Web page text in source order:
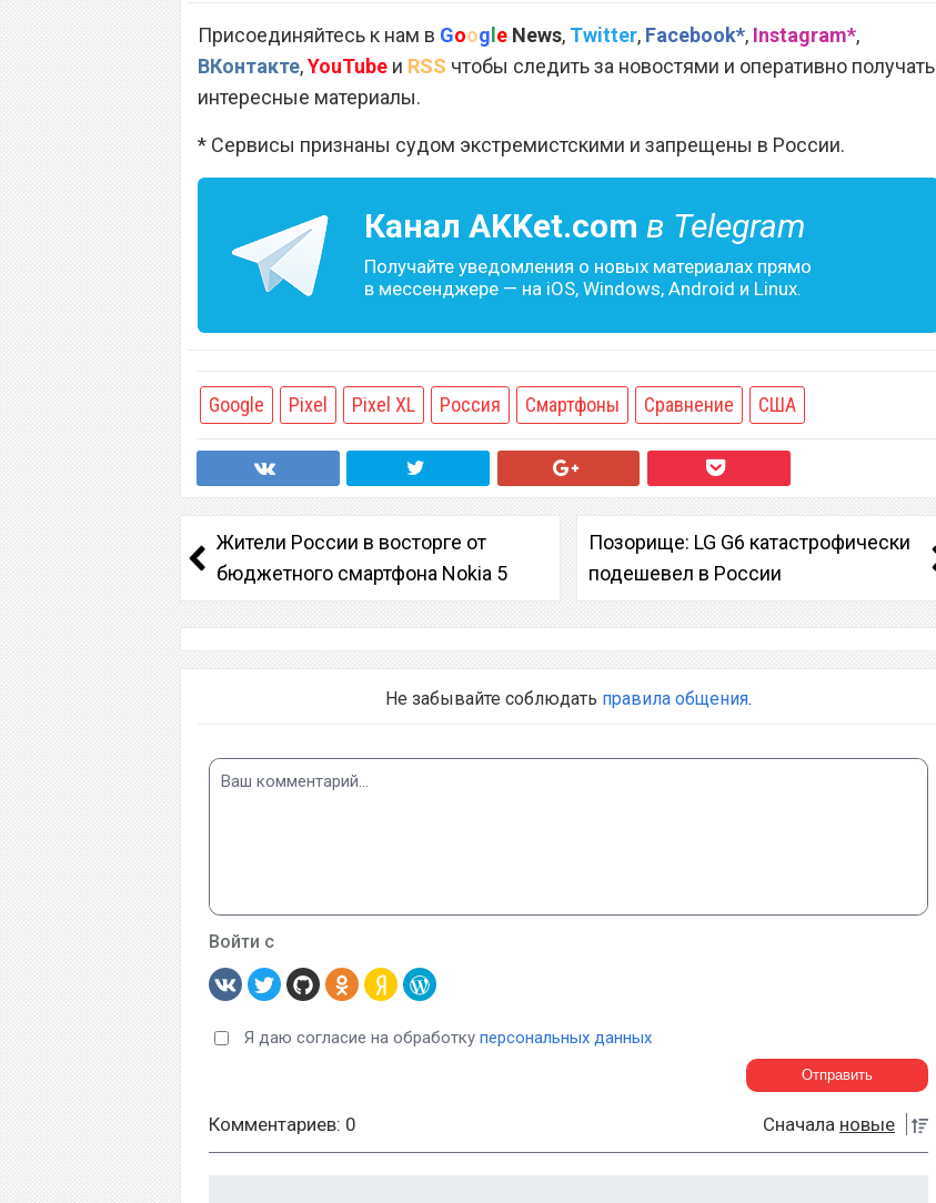
Присоединяйтесь к нам в Goog e News, Twitter, Facebook*, Instagram*,
ВКонтакте,YouTube и RSS чтобы следить за новостями и оперативно получать
интересные материалы.
* Сервисы признаны судом экстремистскими и запрещены в России.
Канал AKKet.com в Telegram
Получайте уведомления о новых материалах прямо
в мессенджере — на iOS, Windows, Android и Linux.
Google Pixel Pixel XL Россия Смартфоны Сравнение США
Жители России в восторге от
бюджетного смартфона Nokia 5
Позорище: LG G6 катастрофически
подешевел в России
Не забывайте соблюдать правила общения.
Войти с
Я даю согласие на обработку персональных данных
Комментариев: 0 Сначала новые